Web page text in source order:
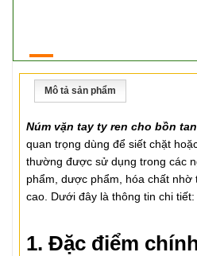
Mô tả sản phẩm
Núm vặn tay ty ren cho bồn
quan trọng dùng để siết chặt
thường được sử dụng trong các
phẩm, dược phẩm, hóa chất
cao. Dưới đây là thông tin chi tiết:
1. Đặc điểm